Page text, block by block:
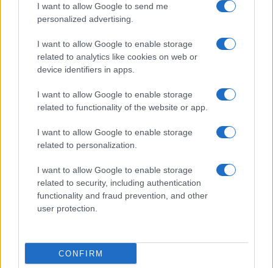
I want to allow Google to send me
personalized advertising.
I want to allow Google to enable storage
related to analytics like cookies on web or
device identifiers in apps.
I want to allow Google to enable storage
related to functionality of the website or app.
I want to allow Google to enable storage
related to personalization.
I want to allow Google to enable storage
related to security, including authentication
functionality and fraud prevention, and other
user protection.
CONFIRM
Rapina a Porto Rotondo, due uomini fermati dai
Auto prende fuoco sulla strada statale 125 a
Olbia, cosa è successo
Incidente sulla 125 a Olbia, due auto coinvolte:
danni ingenti
Auto finisce contro un muretto, un ferito ad
Arzachena